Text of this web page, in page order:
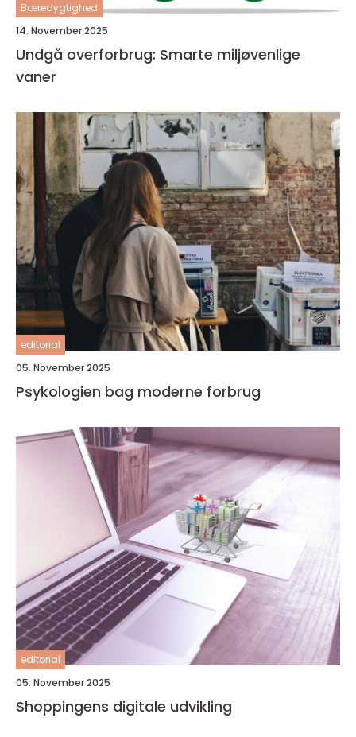
Bæredygtighed
14. November 2025
Undgå overforbrug: Smarte miljøvenlige
vaner
editorial
05. November 2025
Psykologien bag moderne forbrug
editorial
05. November 2025
Shoppingens digitale udvikling